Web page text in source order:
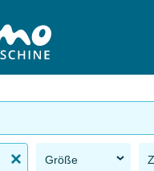
Größe